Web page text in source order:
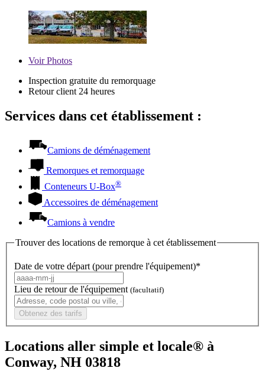
VoirPhotos
Inspection gratuite du remorquage
Retour client 24 heures
Services dans cet établissement :
Camions de déménagement
Remorques et remorquage
Conteneurs U-Box®
Accessoires de déménagement
Camions à vendre
Trouver des locations de remorque à cet établissement
Date de votre départ (pour prendre l'équipement)*
Lieu de retour de l'équipement (facultatif)
Obtenez des tarifs
Locations aller simple et locale® à
Conway, NH 03818